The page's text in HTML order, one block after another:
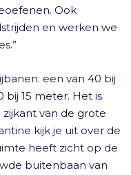
Ook
en werken we
een van 40 bij
15 meter. Het is
van de grote
kijk je uit over de
heeft zicht op de
buitenbaan van